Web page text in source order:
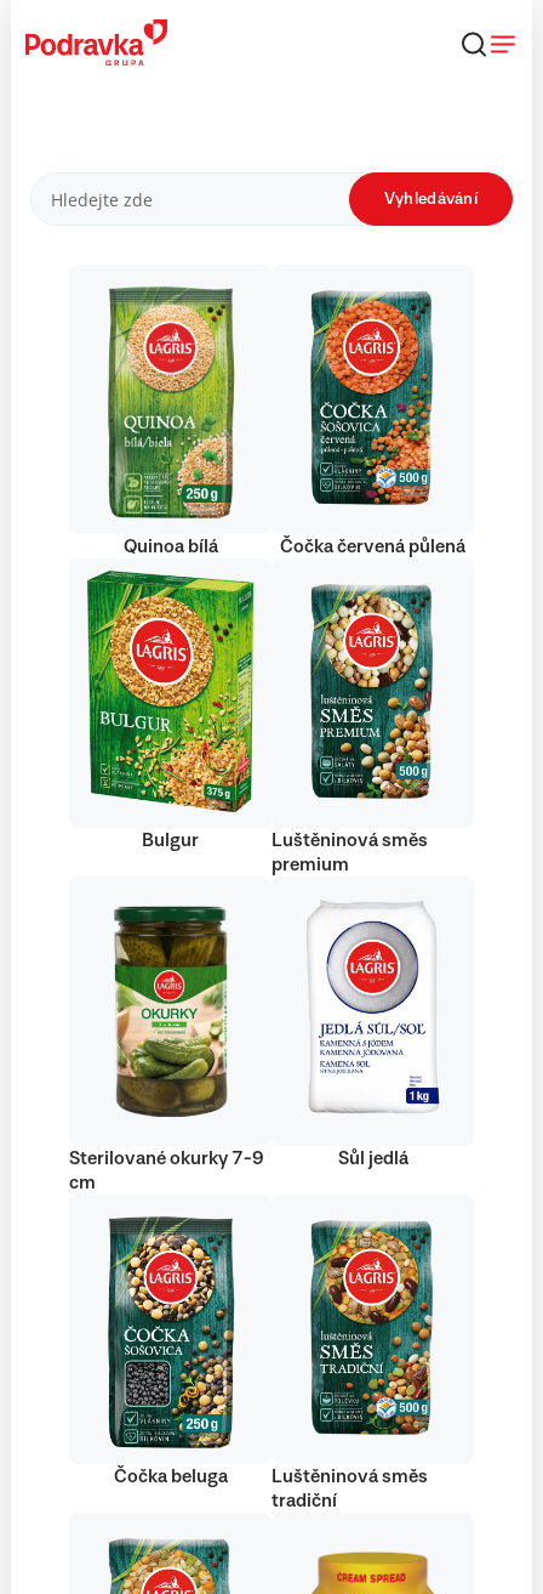
obsahu
Produkty Vyhledávání
Quinoa bílá Čočka červená půlená
Bulgur
Luštěninová směs
premium
Sterilované okurky 7-9
cm
Sůl jedlá
Čočka beluga
Luštěninová směs
tradiční